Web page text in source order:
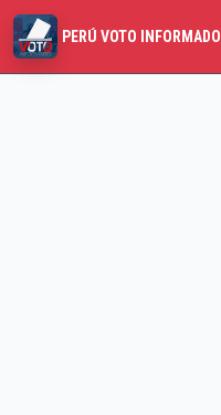
PERÚ VOTO INFORMADO